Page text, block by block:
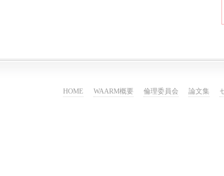
HOME WAARM概要 倫理委員会 論文集